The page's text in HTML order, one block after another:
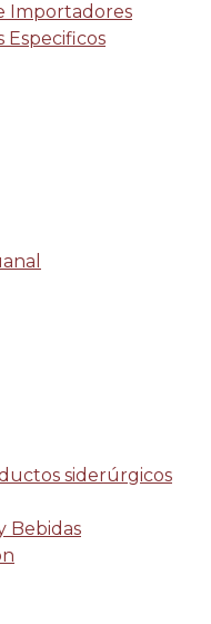
Importadores
Especificos
siderúrgicos
Bebidas